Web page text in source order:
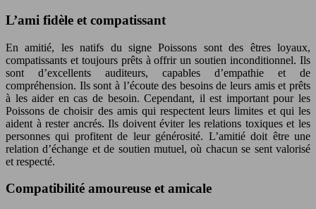
L’ami fidèle et compatissant
En amitié, les natifs du signe Poissons sont des êtres loyaux,
compatissants et toujours prêts à offrir un soutien inconditionnel. Ils
sont d’excellents auditeurs, capables d’empathie et de
compréhension. Ils sont à l’écoute des besoins de leurs amis et prêts
à les aider en cas de besoin. Cependant, il est important pour les
Poissons de choisir des amis qui respectent leurs limites et qui les
aident à rester ancrés. Ils doivent éviter les relations toxiques et les
personnes qui profitent de leur générosité. L’amitié doit être une
relation d’échange et de soutien mutuel, où chacun se sent valorisé
et respecté.
Compatibilité amoureuse et amicale